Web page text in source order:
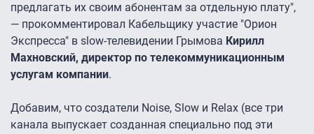
предлагать их своим абонентам за отдельную плату",
— прокомментировал Кабельщику участие "Орион
Экспресса" в slow-телевидении Грымова Кирилл
Махновский, директор по телекоммуникационным
услугам компании.
Добавим, что создатели Noise, Slow и Relax (все три
канала выпускает созданная специально под эти